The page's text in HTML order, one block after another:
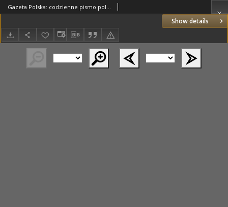
Show details
Gazeta Polska: codzienne pismo polsko-katolickie dla wszystkich stanów 1925.03.10 R.29 Nr56